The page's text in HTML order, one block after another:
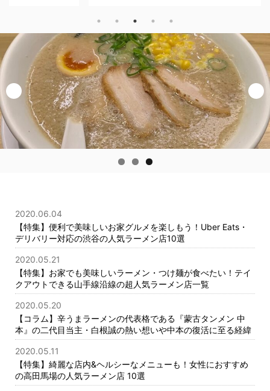
な
ち
線
介
宿
な
名
は
辛うまラーメンで有名な『蒙古タンメ
ン 中本』。 【東京】上板橋本店・西池
袋店・東池袋店・新宿店・渋谷店・目
黒店・高田馬場店・御徒町店・錦糸町
店・吉祥寺店・町田店・立川店・秋津
店（13店舗）【埼玉】 大宮店・草加
店・川越店（3店舗）【神奈川】 横浜
店・川崎店・橋本店（3店舗）【千葉】
千葉店・柏店・市川店（3店舗）【群
えて
りづ
き！
は、
ュー
って
にあ
して
2020.06.04
【特集】便利で美味しいお家グルメを楽しもう！Uber Eats・
デリバリー対応の渋谷の人気ラーメン店10選
2020.05.21
【特集】お家でも美味しいラーメン・つけ麺が食べたい！テイ
クアウトできる山手線沿線の超人気ラーメン店一覧
2020.05.20
【コラム】辛うまラーメンの代表格である『蒙古タンメン 中
本』の二代目当主・白根誠の熱い想いや中本の復活に至る経緯
2020.05.11
【特集】綺麗な店内&ヘルシーなメニューも！女性におすすめ
の高田馬場の人気ラーメン店 10選